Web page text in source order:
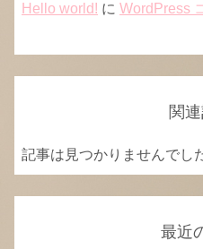
Hello world! に WordPress
関
記事は見つかりませんでし
最近